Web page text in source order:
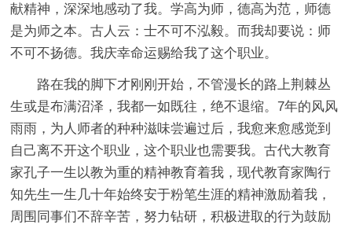
献精神，深深地感动了我。学高为师，德高为范，师德
是为师之本。古人云：士不可不泓毅。而我却要说：师
不可不扬德。我庆幸命运赐给我了这个职业。
路在我的脚下才刚刚开始，不管漫长的路上荆棘丛
生或是布满沼泽，我都一如既往，绝不退缩。7年的风风
雨雨，为人师者的种种滋味尝遍过后，我愈来愈感觉到
自己离不开这个职业，这个职业也需要我。古代大教育
家孔子一生以教为重的精神教育着我，现代教育家陶行
知先生一生几十年始终安于粉笔生涯的精神激励着我，
周围同事们不辞辛苦，努力钻研，积极进取的行为鼓励